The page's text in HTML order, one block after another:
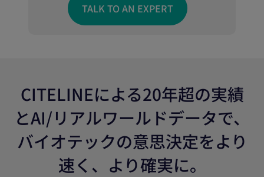
TALK TO AN EXPERT
CITELINEによる20年超の実績
とAI/リアルワールドデータで、
バイオテックの意思決定をより
速く、より確実に。